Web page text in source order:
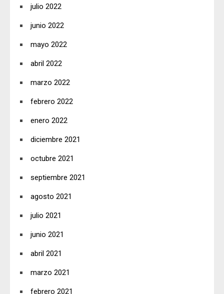
julio 2022
junio 2022
mayo 2022
abril 2022
marzo 2022
febrero 2022
enero 2022
diciembre 2021
octubre 2021
septiembre 2021
agosto 2021
julio 2021
junio 2021
abril 2021
marzo 2021
febrero 2021